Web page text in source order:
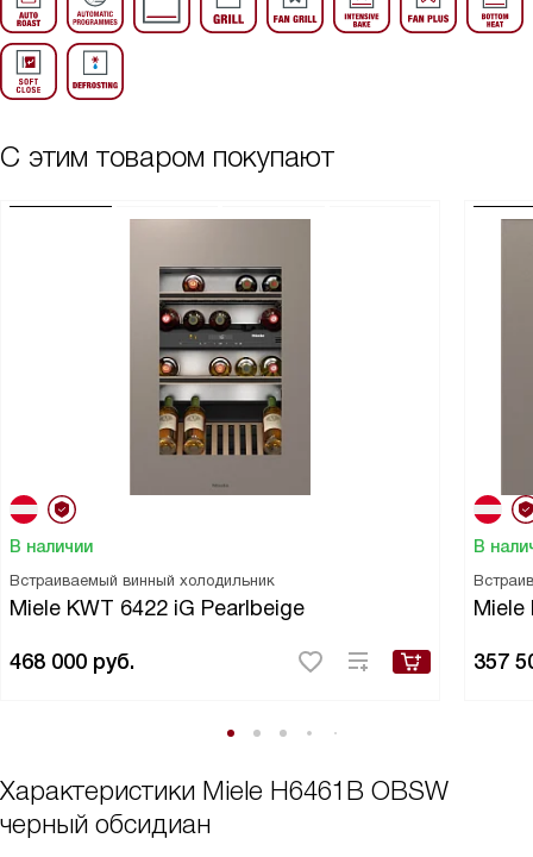
С этим товаром покупают
В наличии
Встраиваемый винный холодильник
Miele KWT 6422 iG Pearlbeige
468 000 руб.
В
Miele
357
Характеристики Miele H6461B OBSW
черный обсидиан